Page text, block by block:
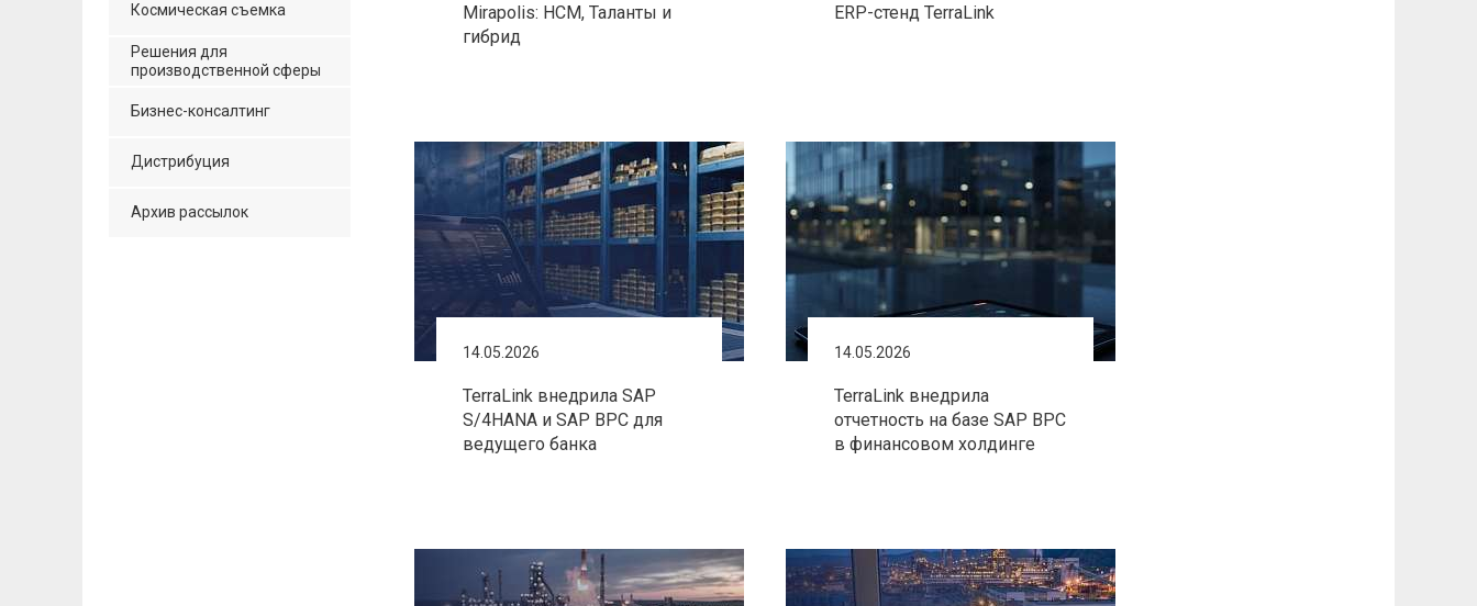
Космическая съемка
Решения для
производственной сферы
Бизнес-консалтинг
Дистрибуция
Архив рассылок
Mirapolis: HCM, Таланты и
гибрид
ERP-стенд TerraLink
14.05.2026
TerraLink внедрила SAP
S/4HANA и SAP BPC для
ведущего банка
14.05.2026
TerraLink внедрила
отчетность на базе SAP BPC
в финансовом холдинге